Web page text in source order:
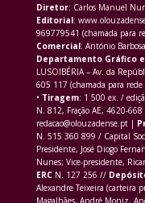
Diretor: Carlos Manuel
Editorial:
969779541 (chamada para
Comercial: António
Departamento Gráfico
LUSOIBÉRIA – Av. da
605 117 (chamada para
• Tiragem: 1 500 ex. /
N. 812, Fração AE, 4620-
redacao@olouzadense.pt |
N. 515 360 899 / Capital
Presidente, José Diogo
Nunes; Vice-presidente,
ERCN. 127 256 //
Alexandre Teixeira (carteira
Magalhães, André Moniz,